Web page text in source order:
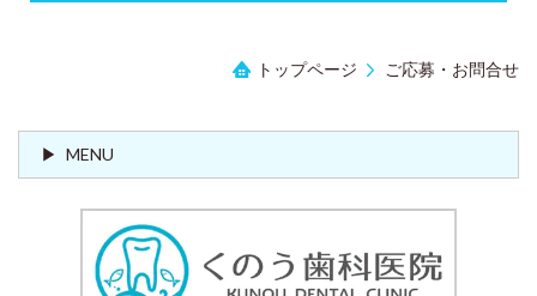
トップページ ご応募・お問合せ
MENU